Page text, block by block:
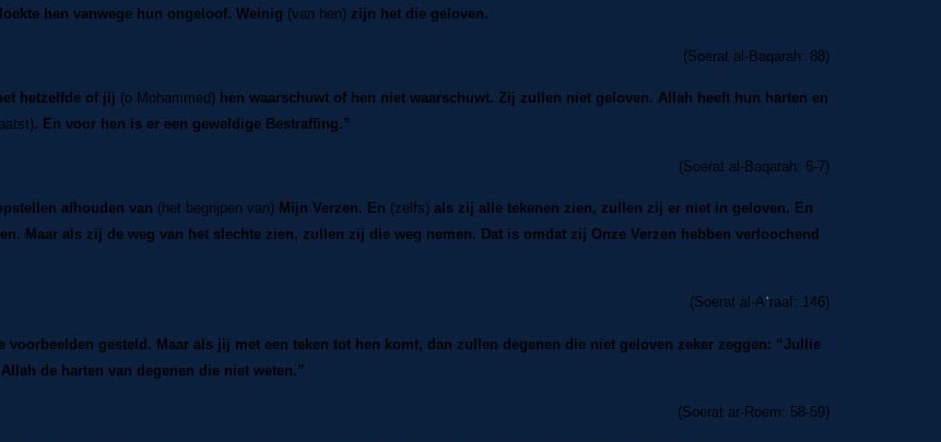
hen vanwege hun ongeloof. Weinig (van hen) zijn het die geloven.
(Soerat al-Baqarah: 88)
hetzelfde of jij (o Mohammed) hen waarschuwt of hen niet waarschuwt. Zij zullen niet geloven. Allah heeft hun harten en
. En voor hen is er een geweldige Bestraffing.”
(Soerat al-Baqarah: 6-7)
afhouden van (het begrijpen van) Mijn Verzen. En (zelfs) als zij alle tekenen zien, zullen zij er niet in geloven. En
Maar als zij de weg van het slechte zien, zullen zij die weg nemen. Dat is omdat zij Onze Verzen hebben verloochend
(Soerat al-Aʿraaf: 146)
gesteld. Maar als jij met een teken tot hen komt, dan zullen degenen die niet geloven zeker zeggen: “Jullie
de harten van degenen die niet weten.”
(Soerat ar-Roem: 58-59)